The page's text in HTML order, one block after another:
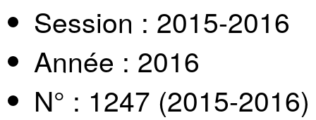
Session : 2015-2016
Année : 2016
N° : 1247 (2015-